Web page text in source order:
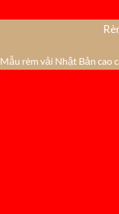
Mẫu rèm vải Nhật Bản cao